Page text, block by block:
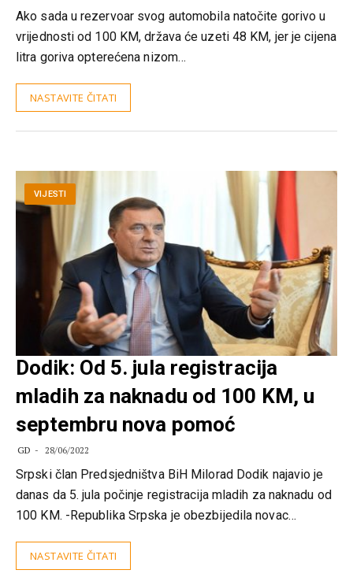
Ako sada u rezervoar svog automobila natočite gorivo u
vrijednosti od 100 KM, država će uzeti 48 KM, jer je cijena
litra goriva opterećena nizom…
NASTAVITE ČITATI
VIJESTI
Dodik: Od 5. jula registracija
mladih za naknadu od 100 KM, u
septembru nova pomoć
GD 28/06/2022
Srpski član Predsjedništva BiH Milorad Dodik najavio je
danas da 5. jula počinje registracija mladih za naknadu od
100 KM. -Republika Srpska je obezbijedila novac…
NASTAVITE ČITATI